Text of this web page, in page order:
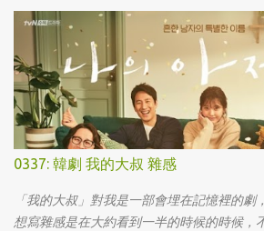
這一塊吧... 可惜大一畫了一個學期的蛋之後
該是沒啥天份的XD
0337: 韓劇 我的大叔 雜感
「我的大叔」對我是一部會埋在記憶裡的劇
想寫雜感是在大約看到一半的時候的時候，